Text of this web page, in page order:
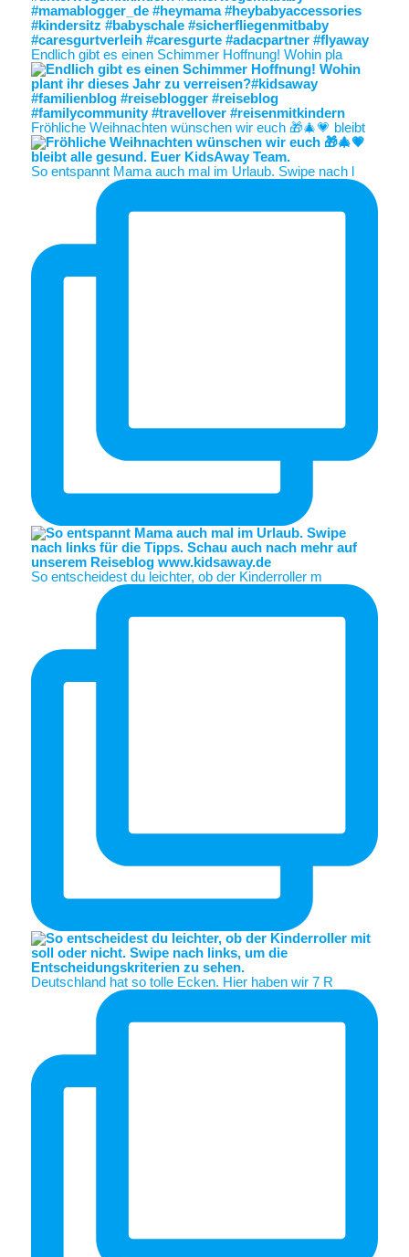
Endlich gibt es einen Schimmer Hoffnung! Wohin pla
Fröhliche Weihnachten wünschen wir euch 🎁🎄💗 bleibt
So entspannt Mama auch mal im Urlaub. Swipe nach l
So entscheidest du leichter, ob der Kinderroller m
Deutschland hat so tolle Ecken. Hier haben wir 7 R